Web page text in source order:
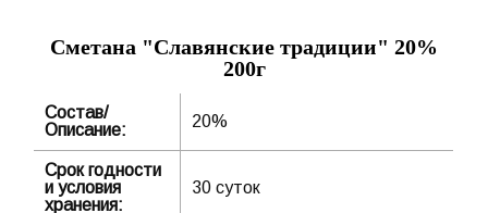
Сметана "Славянские традиции" 20%
200г
Состав/
Описание:
20%
Срок годности
и условия
хранения:
30 суток